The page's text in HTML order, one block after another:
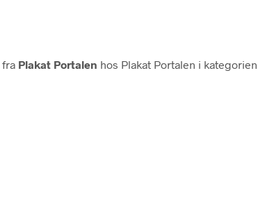
fra Plakat Portalen hos Plakat Portalen i kategorien